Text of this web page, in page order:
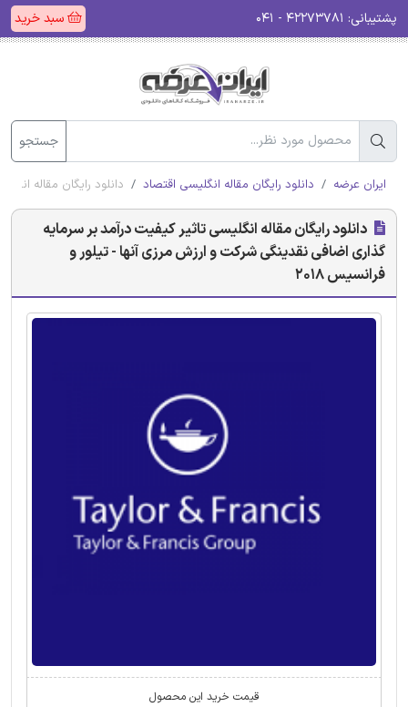
پشتیبانی: سبد خرید
جستجو
ایران عرضه دانلود رایگان مقاله انگلیسی اقتصاد دانلود رایگان مقاله
دانلود رایگان مقاله انگلیسی تاثیر کیفیت درآمد بر سرمایه
گذاری اضافی نقدینگی شرکت و ارزش مرزی آنها - تیلور و
فرانسیس 2018
قیمت خرید این محصول